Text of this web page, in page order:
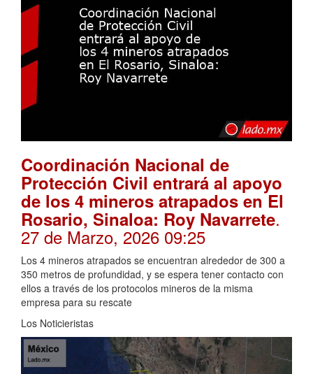
Coordinación Nacional de
Protección Civil entrará al apoyo
de los 4 mineros atrapados en El
Rosario, Sinaloa: Roy Navarrete.
27 de Marzo, 2026 09:25
Los 4 mineros atrapados se encuentran alrededor de 300 a
350 metros de profundidad, y se espera tener contacto con
ellos a través de los protocolos mineros de la misma
empresa para su rescate
Los Noticieristas